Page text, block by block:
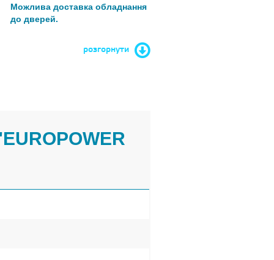
Можлива доставка обладнання
до дверей.
розгорнути